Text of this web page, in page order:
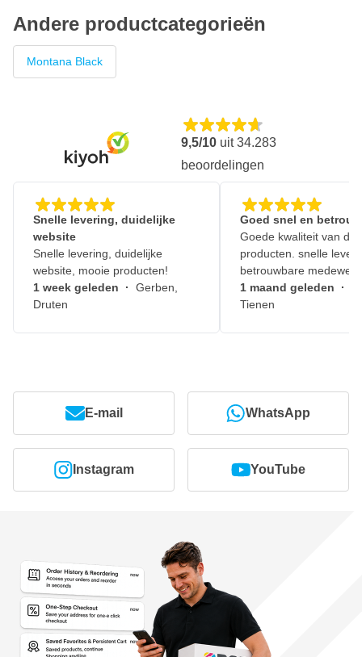
Andere productcategorieën
Montana Black
9,5/10 uit34.283
beoordelingen
Snelle levering, duidelijke
website
Snelle levering, duidelijke
website, mooie producten!
1 week geleden · Gerben,
Druten
Goed snel en
Goede kwaliteit van de
producten. snelle
betrouwbare
1 maand geleden ·
Tienen
E-mail WhatsApp
Instagram YouTube